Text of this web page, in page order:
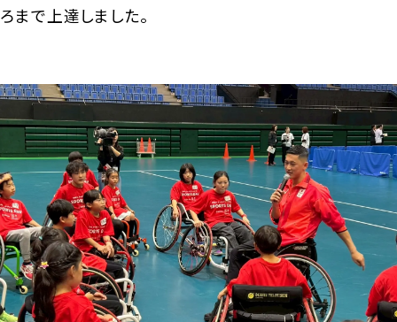
ろまで上達しました。